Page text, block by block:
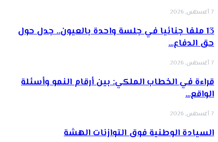
7 أغسطس, 2026
13 ملفا جنائيا في جلسة واحدة بالعيون.. جدل حول
حق الدفاع…
7 أغسطس, 2026
قراءة في الخطاب الملكي: بين أرقام النمو وأسئلة
الواقع…
7 أغسطس, 2026
السيادة الوطنية فوق التوازنات الهشة